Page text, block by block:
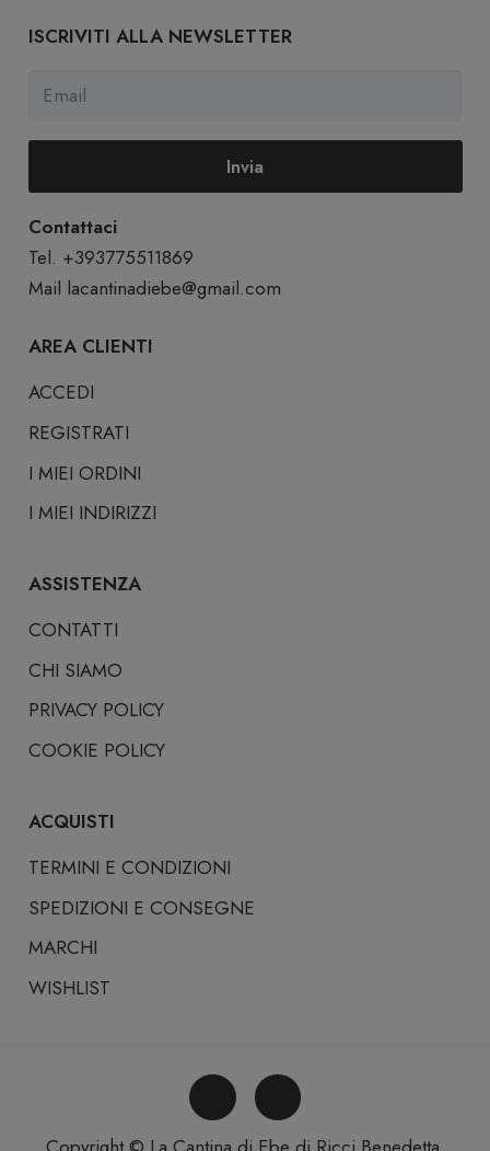
ISCRIVITI ALLA NEWSLETTER
Invia
Contattaci
Tel. +393775511869
Mail lacantinadiebe@gmail.com
AREA CLIENTI
ACCEDI
REGISTRATI
I MIEI ORDINI
I MIEI INDIRIZZI
ASSISTENZA
CONTATTI
CHI SIAMO
PRIVACY POLICY
COOKIE POLICY
ACQUISTI
TERMINI E CONDIZIONI
SPEDIZIONI E CONSEGNE
MARCHI
WISHLIST